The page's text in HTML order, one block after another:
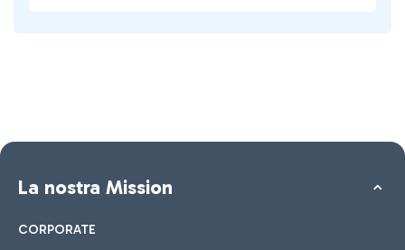
La nostra Mission
CORPORATE